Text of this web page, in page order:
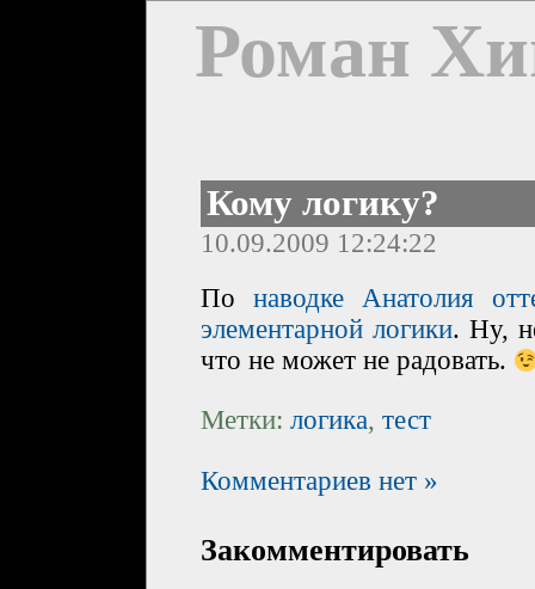
Роман
Кому логику?
10.09.2009 12:24:22
По наводке Анатолия
элементарной логики. Ну,
что не может не радовать.
Метки: логика, тест
Комментариев нет »
Закомментировать